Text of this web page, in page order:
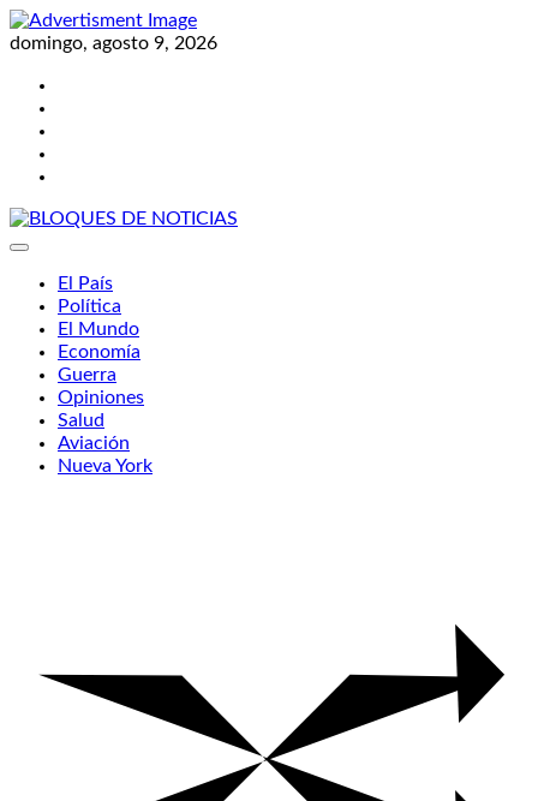
Skip
to
domingo, agosto 9, 2026
El País
Política
El Mundo
Economía
Guerra
Opiniones
Salud
Aviación
Nueva York